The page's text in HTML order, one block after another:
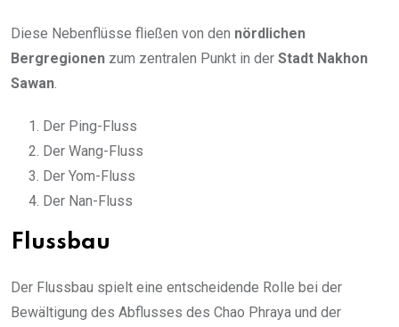
Diese Nebenflüsse fließen von den nördlichen
Bergregionen zum zentralen Punkt in der Stadt Nakhon
Sawan
Der Ping-Fluss
Der Wang-Fluss
Der Yom-Fluss
Der Nan-Fluss
Flussbau
Der Flussbau spielt eine entscheidende Rolle bei der
Bewältigung des Abflusses des Chao Phraya und der